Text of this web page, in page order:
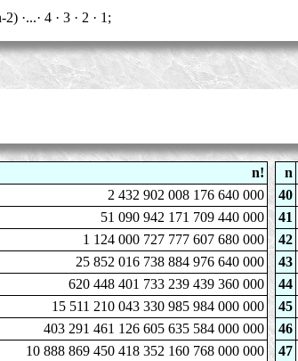
·...· 4 · 3 · 2 · 1;
n!
2 432 902 008 176 640 000
51 090 942 171 709 440 000
1 124 000 727 777 607 680 000
25 852 016 738 884 976 640 000
620 448 401 733 239 439 360 000
15 511 210 043 330 985 984 000 000
403 291 461 126 605 635 584 000 000
10 888 869 450 418 352 160 768 000 000
n
40
41
42
43
44
45
46
47